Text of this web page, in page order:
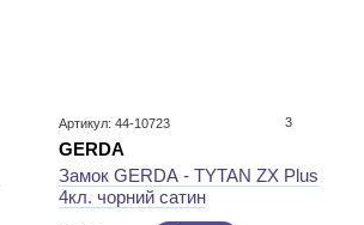
Артикул: 44-10723 3
GERDA
Замок GERDA - TYTAN ZX Plus
4кл. чорний сатин